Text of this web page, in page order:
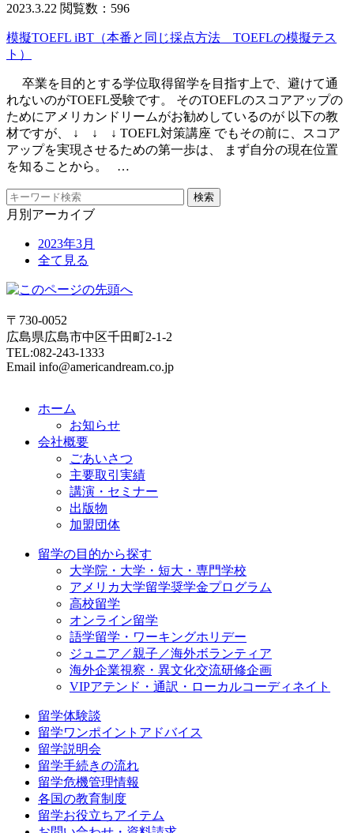
2023.3.22 閲覧数：596
模擬TOEFL iBT（本番と同じ採点方法 TOEFLの模擬テス
ト）
卒業を目的とする学位取得留学を目指す上で、避けて通
れないのがTOEFL受験です。 そのTOEFLのスコアアップの
ためにアメリカンドリームがお勧めしているのが 以下の教
材ですが、 ↓ ↓ ↓ TOEFL対策講座 でもその前に、スコア
アップを実現させるための第一歩は、 まず自分の現在位置
を知ることから。 …
月別アーカイブ
2023年3月
全て見る
〒730-0052
広島県広島市中区千田町2-1-2
TEL:082-243-1333
Email info@americandream.co.jp
ホーム
お知らせ
会社概要
ごあいさつ
主要取引実績
講演・セミナー
出版物
加盟団体
留学の目的から探す
大学院・大学・短大・専門学校
アメリカ大学留学奨学金プログラム
高校留学
オンライン留学
語学留学・ワーキングホリデー
ジュニア／親子／海外ボランティア
海外企業視察・異文化交流研修企画
VIPアテンド・通訳・ローカルコーディネイト
留学体験談
留学ワンポイントアドバイス
留学説明会
留学手続きの流れ
留学危機管理情報
各国の教育制度
留学お役立ちアイテム